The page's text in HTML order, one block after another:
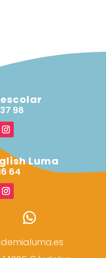
98
Luma
64